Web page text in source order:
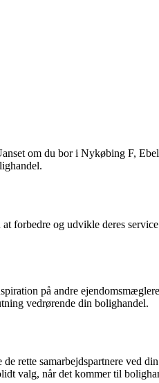
om du bor i Nykøbing F,
forbedre og udvikle deres
på andre
vedrørende din bolighandel.
rette samarbejdspartnere ved
valg, når det kommer til